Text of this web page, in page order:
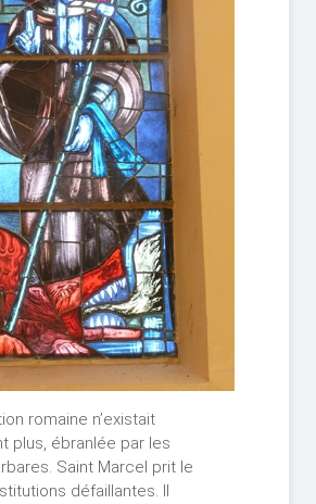
romaine n’existait
plus, ébranlée par les
Saint Marcel prit le
défaillantes. Il